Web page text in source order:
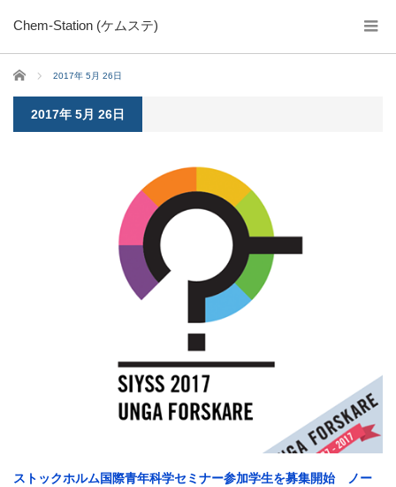
Chem-Station (ケムステ)
ホーム 2017年 5月 26日
2017年 5月 26日
ストックホルム国際青年科学セミナー参加学生を募集開始 ノー